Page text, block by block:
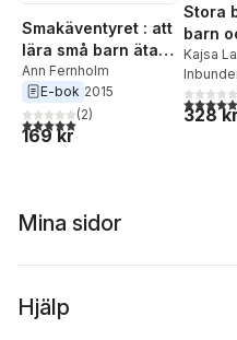
Smakäventyret : att
lära små barn äta
mat
Ann Fernholm
E-bok 2015
5,0utav 5 stjärnor. Totalt antal
(2)
169 kr
Stora
barn
Kajsa
4,9utav
328 kr
Mina sidor
Hjälp